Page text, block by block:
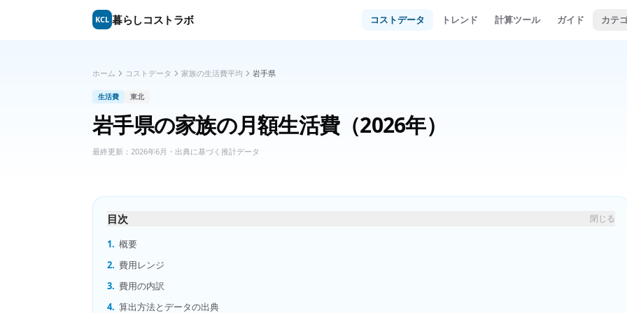
KCL 暮らしコストラボ コストデータ トレンド 計算ツール ガイド カテ
ホーム コストデータ 家族の生活費平均 岩手県
生活費 東北
岩手県の家族の月額生活費（2026年）
最終更新： 2026年6月 ・出典に基づく推計データ
目次 閉じる
1. 概要
2. 費用レンジ
3. 費用の内訳
4. 算出方法とデータの出典